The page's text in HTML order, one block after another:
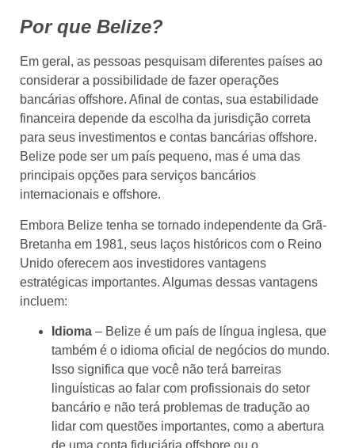
Por que Belize?
Em geral, as pessoas pesquisam diferentes países ao
considerar a possibilidade de fazer operações
bancárias offshore. Afinal de contas, sua estabilidade
financeira depende da escolha da jurisdição correta
para seus investimentos e contas bancárias offshore.
Belize pode ser um país pequeno, mas é uma das
principais opções para serviços bancários
internacionais e offshore.
Embora Belize tenha se tornado independente da Grã-
Bretanha em 1981, seus laços históricos com o Reino
Unido oferecem aos investidores vantagens
estratégicas importantes. Algumas dessas vantagens
incluem:
Idioma – Belize é um país de língua inglesa, que
também é o idioma oficial de negócios do mundo.
Isso significa que você não terá barreiras
linguísticas ao falar com profissionais do setor
bancário e não terá problemas de tradução ao
lidar com questões importantes, como a abertura